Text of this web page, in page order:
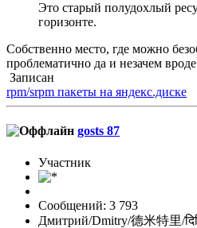
Это старый полудохлый
горизонте.
Собственно место, где можно
проблематично да и незачем
Записан
rpm/srpm пакеты на яндекс.диске
gosts 87
Участник
Сообщений: 3 793
Дмитрий/Dmitry/德米特里/